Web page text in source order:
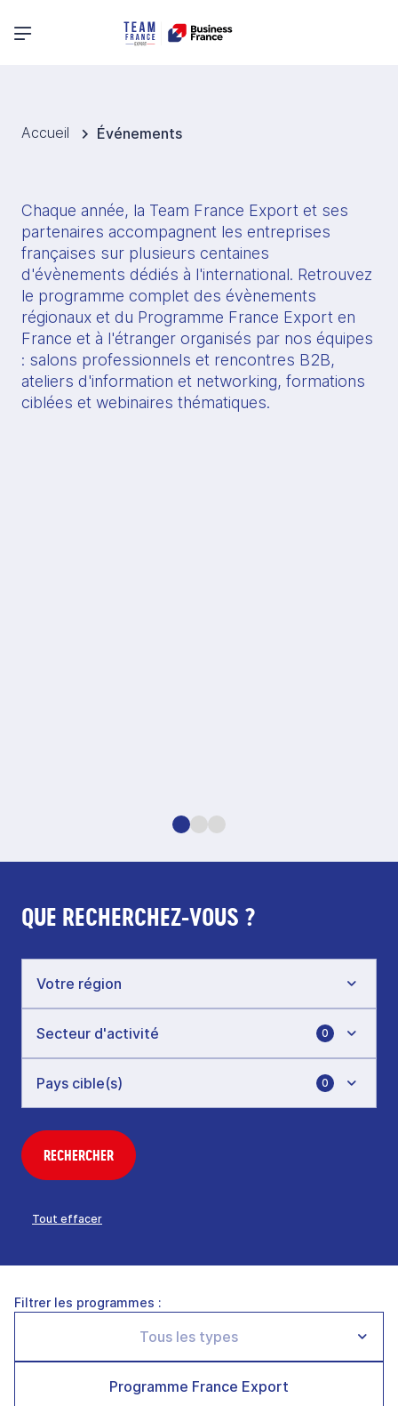
Menu principal
Accueil Événements
Chaque année, la Team France Export et ses
partenaires accompagnent les entreprises
françaises sur plusieurs centaines
d'évènements dédiés à l'international. Retrouvez
le programme complet des évènements
régionaux et du Programme France Export en
France et à l'étranger organisés par nos équipes
: salons professionnels et rencontres B2B,
ateliers d'information et networking, formations
ciblées et webinaires thématiques.
QUE RECHERCHEZ-VOUS ?
0
0
RECHERCHER
Tout effacer
Filtrer les programmes :
Programme France Export